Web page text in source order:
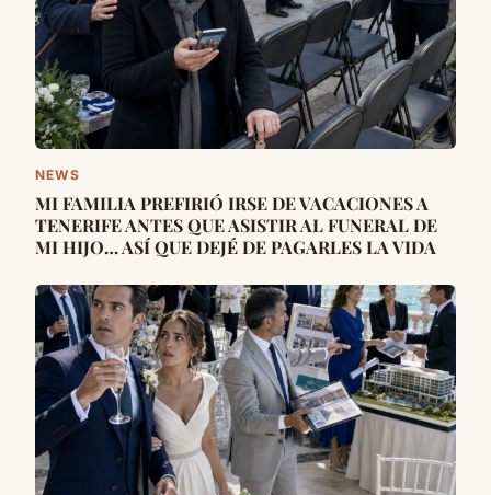
NEWS
MI FAMILIA PREFIRIÓ IRSE DE VACACIONES A
TENERIFE ANTES QUE ASISTIR AL FUNERAL DE
MI HIJO… ASÍ QUE DEJÉ DE PAGARLES LA VIDA